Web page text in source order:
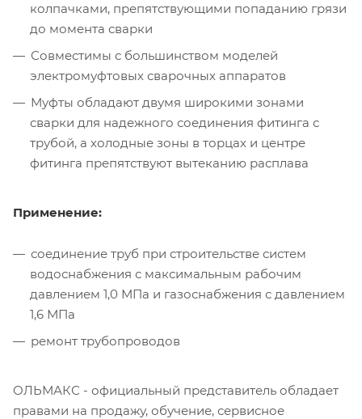
колпачками, препятствующими попаданию грязи
до момента сварки
Совместимы с большинством моделей
электромуфтовых сварочных аппаратов
Муфты обладают двумя широкими зонами
сварки для надежного соединения фитинга с
трубой, а холодные зоны в торцах и центре
фитинга препятствуют вытеканию расплава
Применение:
соединение труб при строительстве систем
водоснабжения с максимальным рабочим
давлением 1,0 МПа и газоснабжения с давлением
1,6 МПа
ремонт трубопроводов
ОЛЬМАКС - официальный представитель обладает
правами на продажу, обучение, сервисное